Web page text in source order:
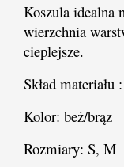
Koszula idealna
wierzchnia
cieplejsze.
Skład materiału
Kolor: beż/brąz
Rozmiary: S, M